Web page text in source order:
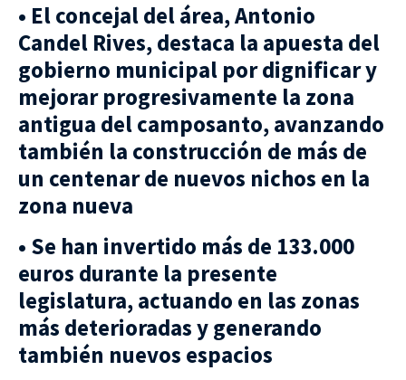
• El concejal del área, Antonio
Candel Rives, destaca la apuesta del
gobierno municipal por dignificar y
mejorar progresivamente la zona
antigua del camposanto, avanzando
también la construcción de más de
un centenar de nuevos nichos en la
zona nueva
• Se han invertido más de 133.000
euros durante la presente
legislatura, actuando en las zonas
más deterioradas y generando
también nuevos espacios